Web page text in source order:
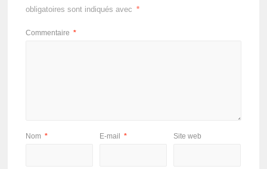
obligatoires sont indiqués avec
*
Commentaire *
Nom * E-mail * Site web